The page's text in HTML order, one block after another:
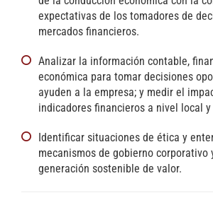
expectativas de los tomadores de
mercados financieros.
Analizar la información contable,
económica para tomar decisiones
ayuden a la empresa; y medir el
indicadores financieros a nivel local
Identificar situaciones de ética y
mecanismos de gobierno corporativo
generación sostenible de valor.